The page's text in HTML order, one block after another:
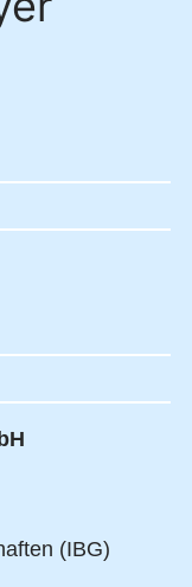
(IBG)